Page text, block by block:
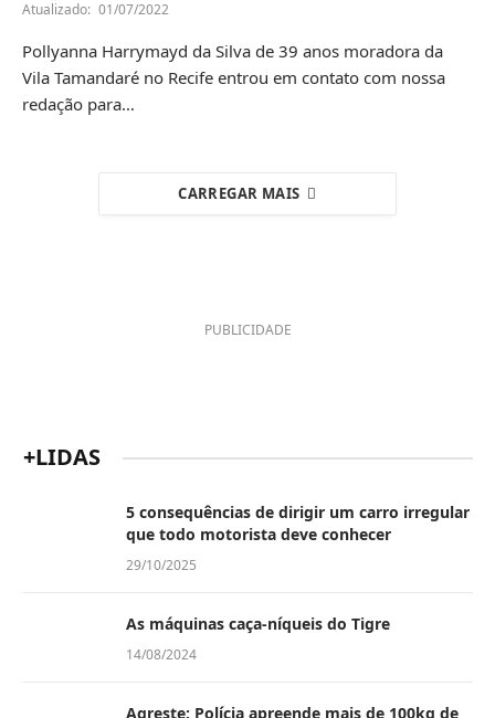
Atualizado: 01/07/2022
Pollyanna Harrymayd da Silva de 39 anos moradora da
Vila Tamandaré no Recife entrou em contato com nossa
redação para…
CARREGAR MAIS
PUBLICIDADE
+LIDAS
5 consequências de dirigir um carro irregular
que todo motorista deve conhecer
29/10/2025
As máquinas caça-níqueis do Tigre
14/08/2024
Agreste: Polícia apreende mais de 100kg de